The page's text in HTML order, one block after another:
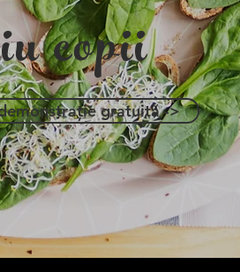
gratuită ->
copii